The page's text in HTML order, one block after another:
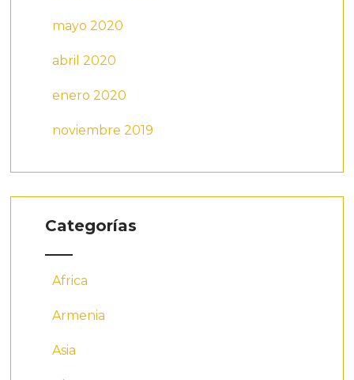
mayo 2020
abril 2020
enero 2020
noviembre 2019
Categorías
Africa
Armenia
Asia